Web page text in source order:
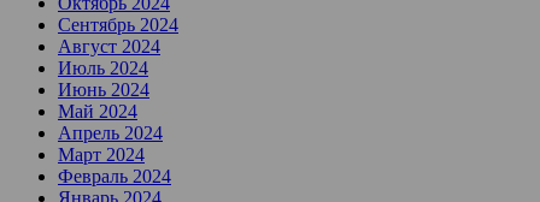
Сентябрь 2024
Август 2024
Июль 2024
Июнь 2024
Май 2024
Апрель 2024
Март 2024
Февраль 2024
Январь 2024